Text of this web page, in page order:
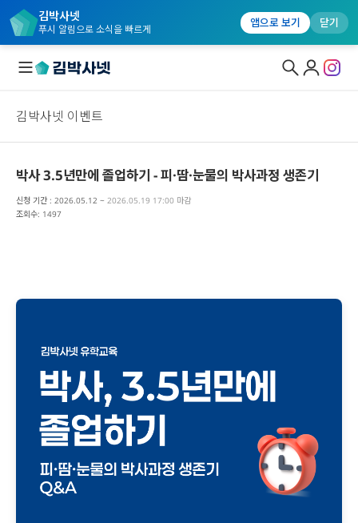
김박사넷
푸시 알림으로 소식을 빠르게 앱으로 보기 닫기
연구실&오픈랩
반도체 아카데미
재팬라운지 🌸
김박사넷 이벤트
박사 3.5년만에 졸업하기 - 피·땀·눈물의 박사과정 생존기
신청 기간 : 2026.05.12 ~ 2026.05.19 17:00 마감
조회수: 1497